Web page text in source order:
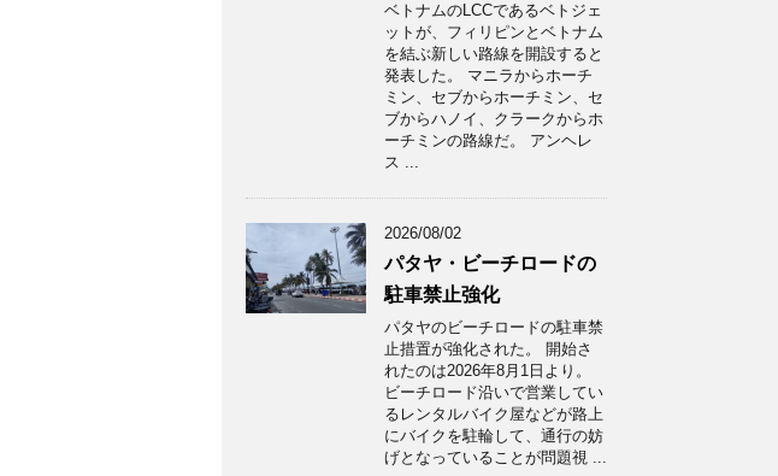
ベトナムのLCCであるベトジェ
ットが、フィリピンとベトナム
を結ぶ新しい路線を開設すると
発表した。 マニラからホーチ
ミン、セブからホーチミン、セ
ブからハノイ、クラークからホ
ーチミンの路線だ。 アンヘレ
ス ...
2026/08/02
パタヤ・ビーチロードの
駐車禁止強化
パタヤのビーチロードの駐車禁
止措置が強化された。 開始さ
れたのは2026年8月1日より。
ビーチロード沿いで営業してい
るレンタルバイク屋などが路上
にバイクを駐輪して、通行の妨
げとなっていることが問題視 ...